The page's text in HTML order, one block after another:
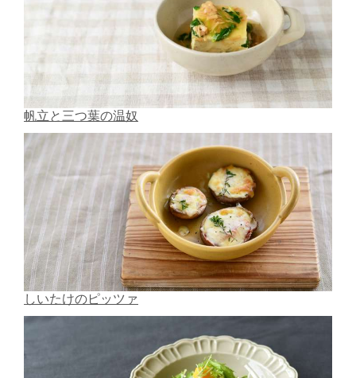
帆立と三つ葉の温奴
しいたけのピッツァ